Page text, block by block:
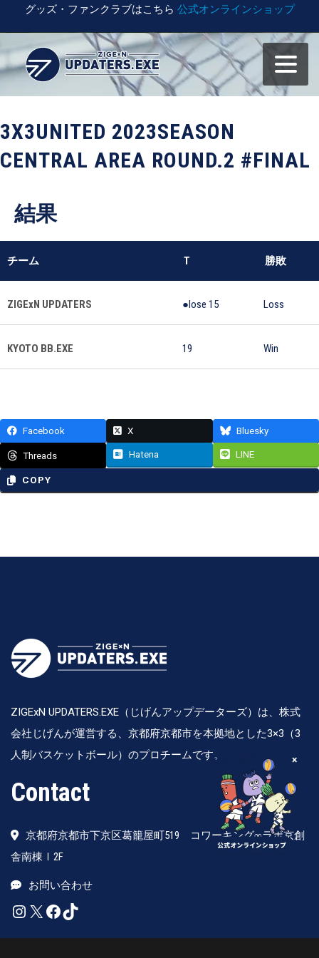
グッズ・ファンクラブはこちら 公式オンラインショップ
×
3X3UNITED 2023SEASON
CENTRAL AREA ROUND.2 #FINAL
結果
チーム T 勝敗
ZIGExN UPDATERS ●lose 15 Loss
KYOTO BB.EXE 19 Win
Facebook X Bluesky
Threads Hatena LINE
COPY
ZIGExN UPDATERS.EXE（じげんアップデーターズ）は、株式
会社じげんが運営する、京都府京都市を本拠地とした3×3（3
人制バスケットボール）のプロチームです。
Contact
京都府京都市下京区葛籠屋町519 コワーキング∞ラボ京創
舎南棟Ⅰ2F
お問い合わせ
Instagram X Facebook TikTok